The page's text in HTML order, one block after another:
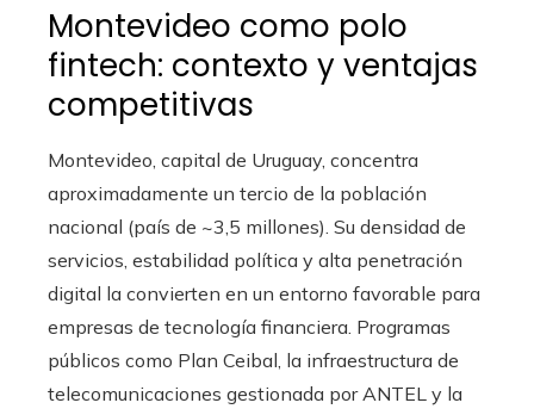
Montevideo como polo
fintech: contexto y ventajas
competitivas
Montevideo, capital de Uruguay, concentra
aproximadamente un tercio de la población
nacional (país de ~3,5 millones). Su densidad de
servicios, estabilidad política y alta penetración
digital la convierten en un entorno favorable para
empresas de tecnología financiera. Programas
públicos como Plan Ceibal, la infraestructura de
telecomunicaciones gestionada por ANTEL y la